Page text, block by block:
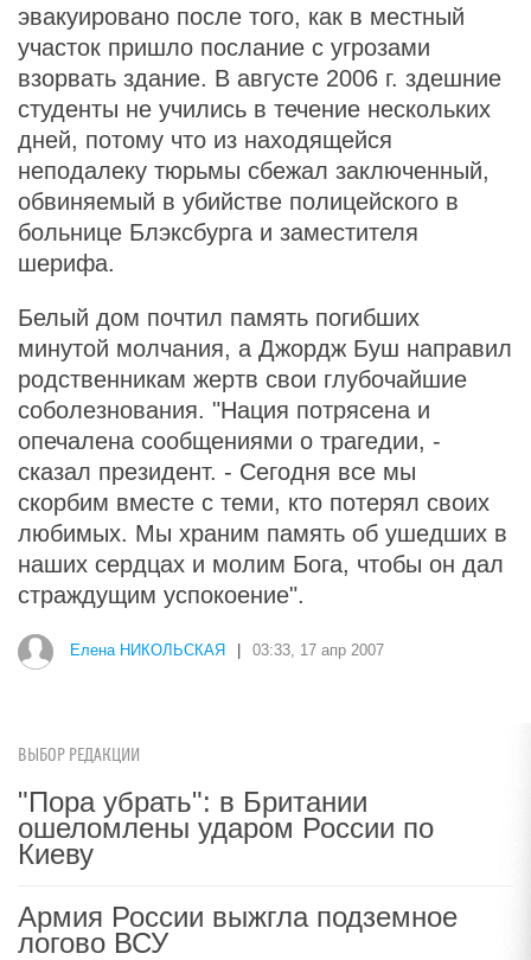
эвакуировано после того, как в местный
участок пришло послание с угрозами
взорвать здание. В августе 2006 г. здешние
студенты не учились в течение нескольких
дней, потому что из находящейся
неподалеку тюрьмы сбежал заключенный,
обвиняемый в убийстве полицейского в
больнице Блэксбурга и заместителя
шерифа.
Белый дом почтил память погибших
минутой молчания, а Джордж Буш направил
родственникам жертв свои глубочайшие
соболезнования. "Нация потрясена и
опечалена сообщениями о трагедии, -
сказал президент. - Сегодня все мы
скорбим вместе с теми, кто потерял своих
любимых. Мы храним память об ушедших в
наших сердцах и молим Бога, чтобы он дал
страждущим успокоение".
Елена НИКОЛЬСКАЯ 03:33, 17 апр 2007
ВЫБОР РЕДАКЦИИ
"Пора убрать": в Британии
ошеломлены ударом России по
Киеву
Армия России выжгла подземное
логово ВСУ